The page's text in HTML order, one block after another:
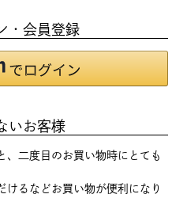
・会員登録
いお客様
、二度目のお買い物時にとても
けるなどお買い物が便利になり